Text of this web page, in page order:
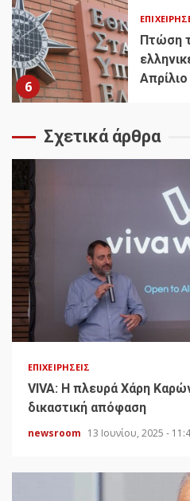
6
Πτώση
Απρίλιο
Σχετικά άρθρα
ΕΠΙΧΕΙΡΉΣΕΙΣ
VIVA: Η πλευρά Χάρη
δικαστική απόφαση
newsroom 13 Ιουνίου, 2025 -